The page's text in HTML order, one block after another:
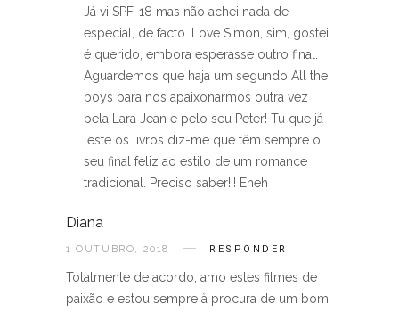
Já vi SPF-18 mas não achei nada de
especial, de facto. Love Simon, sim, gostei,
é querido, embora esperasse outro final.
Aguardemos que haja um segundo All the
boys para nos apaixonarmos outra vez
pela Lara Jean e pelo seu Peter! Tu que já
leste os livros diz-me que têm sempre o
seu final feliz ao estilo de um romance
tradicional. Preciso saber!!! Eheh
Diana
1 OUTUBRO, 2018 RESPONDER
Totalmente de acordo, amo estes filmes de
paixão e estou sempre à procura de um bom